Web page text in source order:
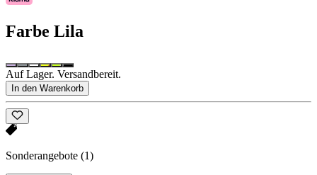
Farbe Lila
Auf Lager. Versandbereit.
In den Warenkorb
Sonderangebote (1)